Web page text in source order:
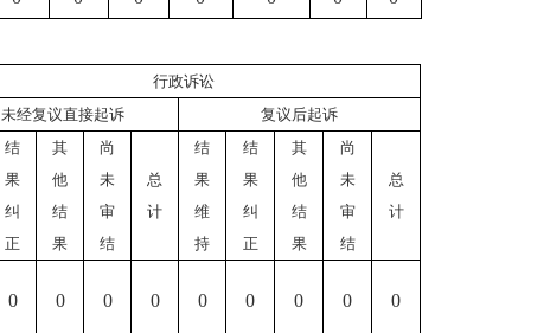
行政诉讼
未经复议直接起诉
复议后起诉
结
果
纠
正
其
他
结
果
尚
未
审
结
总
计
结
果
维
持
结
果
纠
正
其
他
结
果
尚
未
审
结
总
计
0 0 0 0 0 0 0 0 0